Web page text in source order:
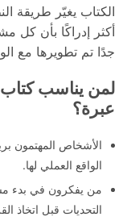
الكتاب يغيّر طريقة
أكثر إدراكًا بأن كل
جدًا تم تطويرها مع
لمن يناسب
عبرة؟
الأشخاص المهتمون
الواقع العملي لها.
من يفكرون في بدء
التحديات قبل اتخاذ